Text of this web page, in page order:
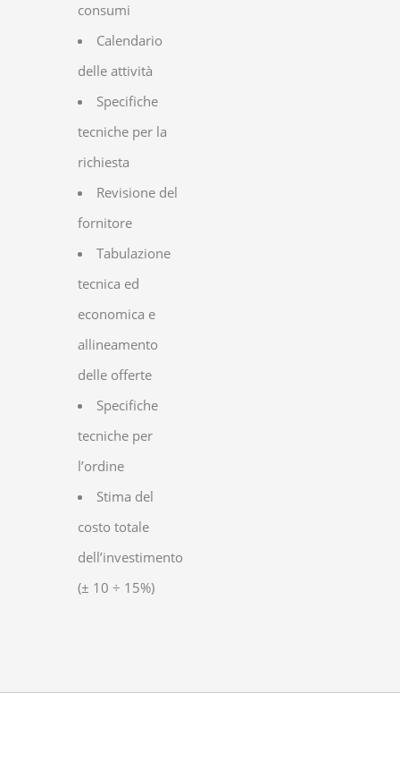
consumi
Calendario
delle attività
Specifiche
tecniche per la
richiesta
Revisione del
fornitore
Tabulazione
tecnica ed
economica e
allineamento
delle offerte
Specifiche
tecniche per
l’ordine
Stima del
costo totale
dell’investimento
(± 10 ÷ 15%)